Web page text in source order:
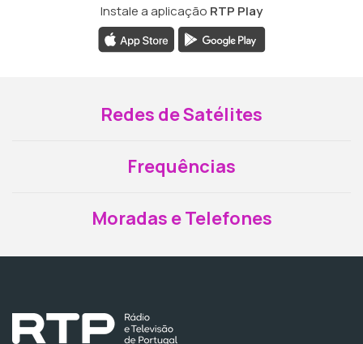
Instale a aplicação RTP Play
Redes de Satélites
Frequências
Moradas e Telefones